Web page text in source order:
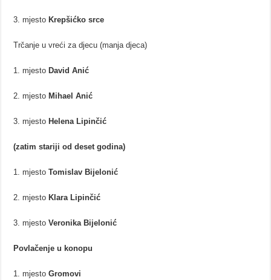
3. mjesto Krepšićko srce
Trčanje u vreći za djecu (manja djeca)
1. mjesto David Anić
2. mjesto Mihael Anić
3. mjesto Helena Lipinčić
(zatim stariji od deset godina)
1. mjestoTomislav Bijelonić
2. mjesto Klara Lipinčić
3. mjestoVeronika Bijelonić
Povlačenje u konopu
1. mjestoGromovi